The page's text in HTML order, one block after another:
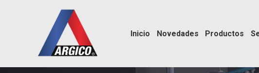
Inicio Novedades Productos